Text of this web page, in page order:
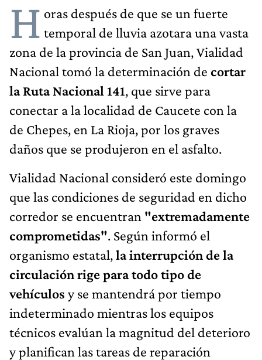
H oras después de que se un fuerte
temporal de lluvia azotara una vasta
zona de la provincia de San Juan, Vialidad
Nacional tomó la determinación de cortar
la Ruta Nacional 141, que sirve para
conectar a la localidad de Caucete con la
de Chepes, en La Rioja, por los graves
daños que se produjeron en el asfalto.
Vialidad Nacional consideró este domingo
que las condiciones de seguridad en dicho
corredor se encuentran "extremadamente
comprometidas". Según informó el
organismo estatal,la interrupción de la
circulación rige para todo tipo de
vehículos y se mantendrá por tiempo
indeterminado mientras los equipos
técnicos evalúan la magnitud del deterioro
y planifican las tareas de reparación